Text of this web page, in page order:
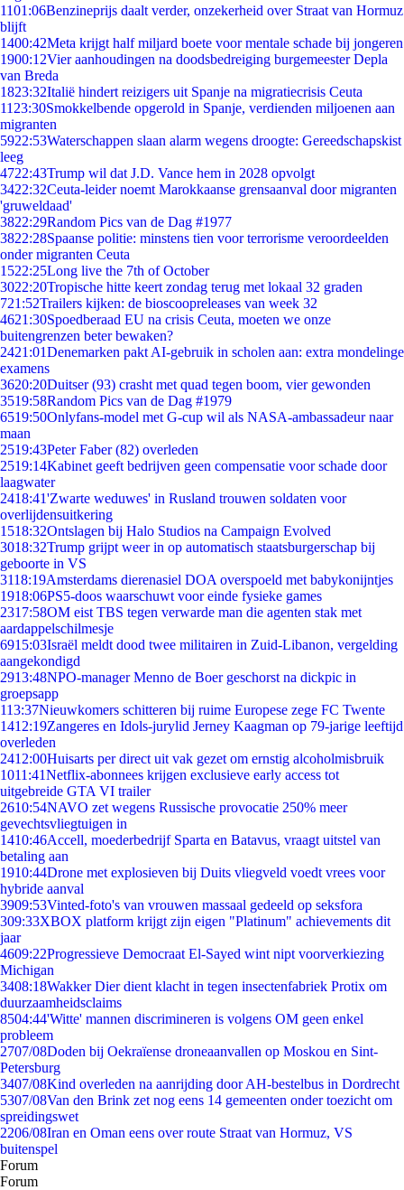
1101:06Benzineprijs daalt verder, onzekerheid over Straat van Hormuz
blijft
1400:42Meta krijgt half miljard boete voor mentale schade bij jongeren
1900:12Vier aanhoudingen na doodsbedreiging burgemeester Depla
van Breda
1823:32Italië hindert reizigers uit Spanje na migratiecrisis Ceuta
11 23:30Smokkelbende opgerold in Spanje, verdienden miljoenen aan
migranten
5922:53Waterschappen slaan alarm wegens droogte: Gereedschapskist
leeg
4722:43Trump wil dat J.D. Vance hem in 2028 opvolgt
3422:32Ceuta-leider noemt Marokkaanse grensaanval door migranten
'gruweldaad'
3822:29Random Pics van de Dag #1977
3822:28Spaanse politie: minstens tien voor terrorisme veroordeelden
onder migranten Ceuta
1522:25Long live the 7th of October
3022:20Tropische hitte keert zondag terug met lokaal 32 graden
721:52Trailers kijken: de bioscoopreleases van week 32
4621:30Spoedberaad EU na crisis Ceuta, moeten we onze
buitengrenzen beter bewaken?
2421:01Denemarken pakt AI-gebruik in scholen aan: extra mondelinge
examens
3620:20Duitser (93) crasht met quad tegen boom, vier gewonden
3519:58Random Pics van de Dag #1979
6519:50Onlyfans-model met G-cup wil als NASA-ambassadeur naar
maan
2519:43Peter Faber (82) overleden
2519:14Kabinet geeft bedrijven geen compensatie voor schade door
laagwater
2418:41'Zwarte weduwes' in Rusland trouwen soldaten voor
overlijdensuitkering
1518:32Ontslagen bij Halo Studios na Campaign Evolved
3018:32Trump grijpt weer in op automatisch staatsburgerschap bij
geboorte in VS
3118:19Amsterdams dierenasiel DOA overspoeld met babykonijntjes
1918:06PS5-doos waarschuwt voor einde fysieke games
2317:58OM eist TBS tegen verwarde man die agenten stak met
aardappelschilmesje
6915:03Israël meldt dood twee militairen in Zuid-Libanon, vergelding
aangekondigd
2913:48NPO-manager Menno de Boer geschorst na dickpic in
groepsapp
113:37Nieuwkomers schitteren bij ruime Europese zege FC Twente
1412:19Zangeres en Idols-jurylid Jerney Kaagman op 79-jarige leeftijd
overleden
2412:00Huisarts per direct uit vak gezet om ernstig alcoholmisbruik
1011:41Netflix-abonnees krijgen exclusieve early access tot
uitgebreide GTA VI trailer
2610:54NAVO zet wegens Russische provocatie 250% meer
gevechtsvliegtuigen in
1410:46Accell, moederbedrijf Sparta en Batavus, vraagt uitstel van
betaling aan
1910:44Drone met explosieven bij Duits vliegveld voedt vrees voor
hybride aanval
3909:53Vinted-foto's van vrouwen massaal gedeeld op seksfora
309:33XBOX platform krijgt zijn eigen "Platinum" achievements dit
jaar
4609:22Progressieve Democraat El-Sayed wint nipt voorverkiezing
Michigan
3408:18Wakker Dier dient klacht in tegen insectenfabriek Protix om
duurzaamheidsclaims
8504:44'Witte' mannen discrimineren is volgens OM geen enkel
probleem
2707/08Doden bij Oekraïense droneaanvallen op Moskou en Sint-
Petersburg
3407/08Kind overleden na aanrijding door AH-bestelbus in Dordrecht
5307/08Van den Brink zet nog eens 14 gemeenten onder toezicht om
spreidingswet
2206/08Iran en Oman eens over route Straat van Hormuz, VS
buitenspel
Forum
Forum